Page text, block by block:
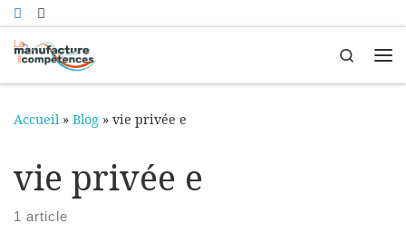
Passer au contenu
Search
Accueil » Blog » vie privée e
vie privée e
1 article